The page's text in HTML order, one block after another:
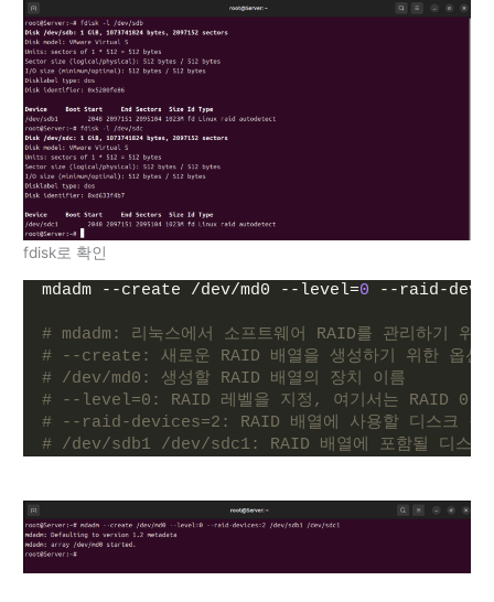
fdisk로 확인
mdadm --create /dev/md0 --level=0 --raid-
# mdadm: 리눅스에서 소프트웨어 RAID를 관리하기 위
# --create: 새로운 RAID 배열을 생성하기 위한 옵션
# /dev/md0: 생성할 RAID 배열의 장치 이름
# --level=0: RAID 레벨을 지정, 여기서는 RAID 0(스
# --raid-devices=2: RAID 배열에 사용할 디스크 장
# /dev/sdb1 /dev/sdc1: RAID 배열에 포함될 디스